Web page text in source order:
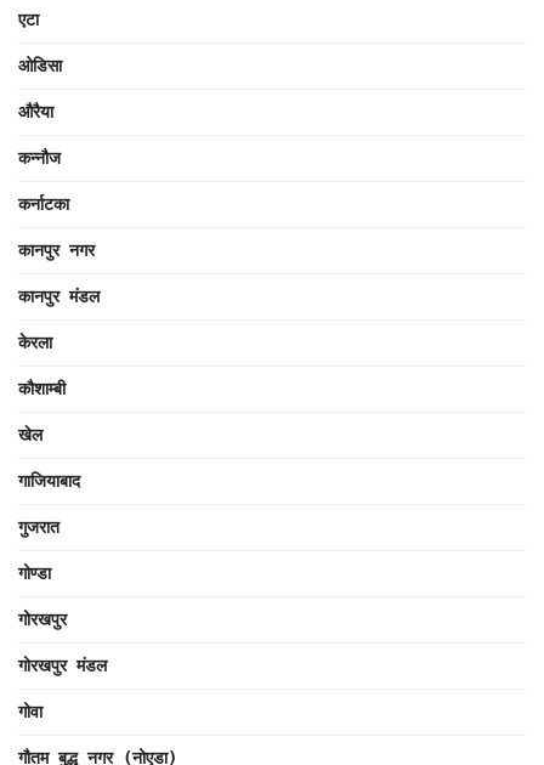
एटा
ओडिसा
औरैया
कन्नौज
कर्नाटका
कानपुर नगर
कानपुर मंडल
केरला
कौशाम्बी
खेल
गाजियाबाद
गुजरात
गोण्डा
गोरखपुर
गोरखपुर मंडल
गोवा
गौतम बुद्ध नगर (नोएडा)